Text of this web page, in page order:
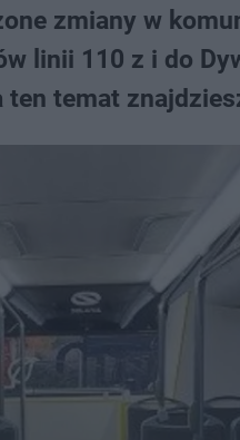
zmiany w
linii 110 z i do
ten temat